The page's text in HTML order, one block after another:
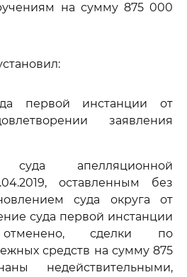
на сумму 875 000
первой инстанции от
заявления
суда апелляционной
оставленным без
суда округа от
суда первой инстанции
сделки по
средств на сумму 875
недействительными,